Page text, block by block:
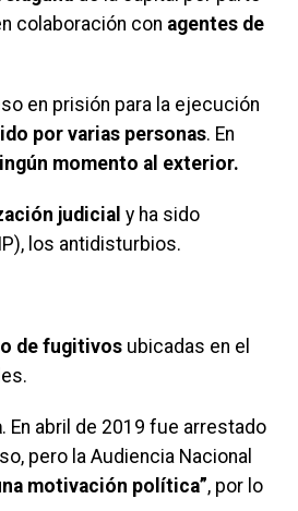
colaboración con agentes de
en prisión para la ejecución
por varias personas. En
momento al exterior.
judicial y ha sido
los antidisturbios.
de fugitivos ubicadas en el
. En abril de 2019 fue arrestado
pero la Audiencia Nacional
motivación política”, por lo